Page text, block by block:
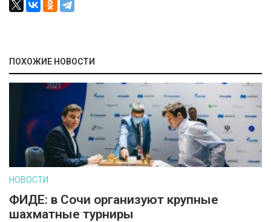
ПОХОЖИЕ НОВОСТИ
НОВОСТИ
ФИДЕ: в Сочи организуют крупные
шахматные турниры